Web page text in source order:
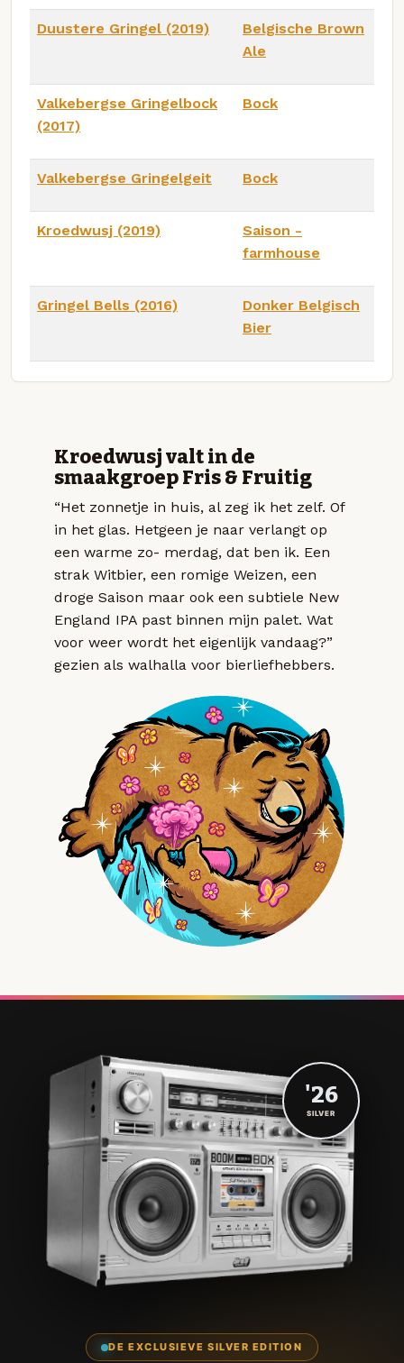
Duustere Gringel (2019)
Belgische Brown
Ale
Valkebergse Gringelbock
(2017)
Bock
Valkebergse Gringelgeit Bock
Kroedwusj (2019)
Saison -
farmhouse
Gringel Bells (2016)
Donker Belgisch
Bier
Kroedwusj valt in de
smaakgroep Fris & Fruitig
“Het zonnetje in huis, al zeg ik het zelf. Of
in het glas. Hetgeen je naar verlangt op
een warme zo- merdag, dat ben ik. Een
strak Witbier, een romige Weizen, een
droge Saison maar ook een subtiele New
England IPA past binnen mijn palet. Wat
voor weer wordt het eigenlijk vandaag?”
gezien als walhalla voor bierliefhebbers.
DE EXCLUSIEVE SILVER EDITION
'26
SILVER